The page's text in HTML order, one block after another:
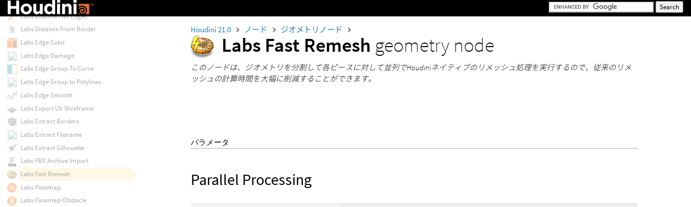
Houdini 21.0 ノード ジオメトリノード
Labs Fast Remesh geometry node
このノードは、ジオメトリを分割して各ピースに対して並列でHoudiniネイティブのリメッシュ処理を実行するので、従来のリメ
ッシュの計算時間を大幅に削減することができます。
パラメータ
Parallel Processing
Labs Disc
Labs Dissolve Flat Edges
Labs Distance From Border
Labs Edge Color
Labs Edge Damage
Labs Edge Group To Curve
Labs Edge Group to Polylines
Labs Edge Smooth
Labs Export UV Wireframe
Labs Extract Borders
Labs Extract Filename
Labs Extract Silhouette
Labs FBX Archive Import
Labs Fast Remesh
Labs Flowmap
Labs Flowmap Obstacle